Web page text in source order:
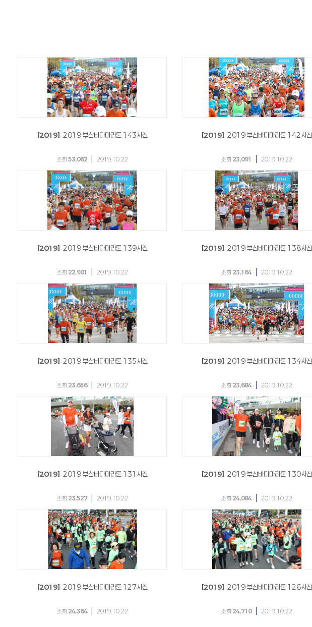
[2019] 2019 부산바다마라톤 143사진
조회 53,062 2019.10.22
[2019] 2019 부산바다마라톤 142사진
조회 23,091 2019.10.22
[2019] 2019 부산바다마라톤 139사진
조회 22,901 2019.10.22
[2019] 2019 부산바다마라톤 138사진
조회 23,164 2019.10.22
[2019] 2019 부산바다마라톤 135사진
조회 23,656 2019.10.22
[2019] 2019 부산바다마라톤 134사진
조회 23,684 2019.10.22
[2019] 2019 부산바다마라톤 131사진
조회 23,527 2019.10.22
[2019] 2019 부산바다마라톤 130사진
조회 24,084 2019.10.22
[2019] 2019 부산바다마라톤 127사진
조회 24,364 2019.10.22
[2019] 2019 부산바다마라톤 126사진
조회 24,710 2019.10.22